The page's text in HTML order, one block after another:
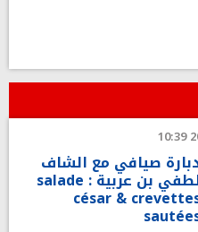
صيافي مع الشاف
لطفي بن عربية : salade
césar &